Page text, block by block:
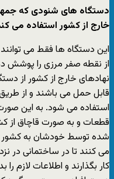
دستگاه های شنودی که
خارج از کشور استفاده می
از نقطه صفر مرزی را پوشش
نهادهای خارج از کشور از
قابل حمل می باشند و از طریق
استفاده می شود. به این
قطعات و به صورت قاچاق از
شده توسط خودشان به کشور
می کنند تا در ساختمانی در
کار بگذارند و اطلاعات لازم